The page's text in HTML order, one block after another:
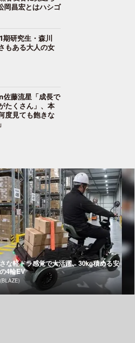
岡昌宏とはハシゴ
研究生・森川
もある大人の女
藤流星「成長で
たくさん」、本
度見ても飽きな
ポーツ
な軽トラ感覚で大活躍。30kg積める安
4輪EV